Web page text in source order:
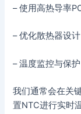
– 使用高热导率
– 优化散热器设计
– 温度监控与保护
我们通常会在关
置NTC进行实时